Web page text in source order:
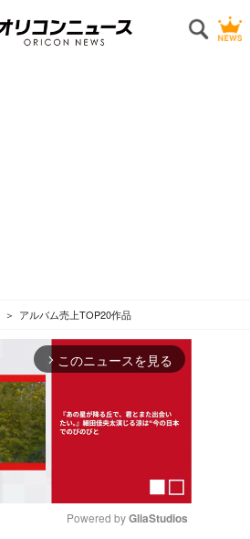
アルバム売上TOP20作品
arrow_forward_ios このニュースを見る
Powered by GliaStudios